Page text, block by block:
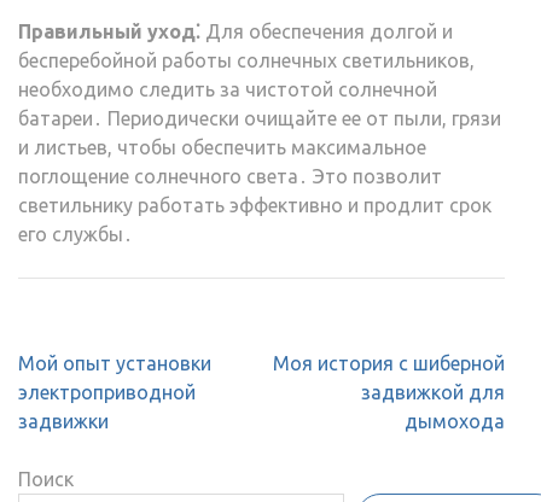
Правильный уход⁚ Для обеспечения долгой и
бесперебойной работы солнечных светильников,
необходимо следить за чистотой солнечной
батареи․ Периодически очищайте ее от пыли, грязи
и листьев, чтобы обеспечить максимальное
поглощение солнечного света․ Это позволит
светильнику работать эффективно и продлит срок
его службы․
Навигация
по
записям
Мой опыт установки
электроприводной
задвижки
Моя история с шиберной
задвижкой для
дымохода
Поиск